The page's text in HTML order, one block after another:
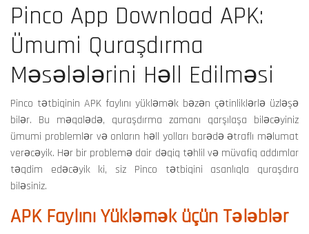
Pinco App Download APK:
Ümumi Quraşdırma
Məsələlərini Həll Edilməsi
Pinco tətbiqinin APK faylını yükləmək bəzən çətinliklərlə üzləşə
bilər. Bu məqalədə, quraşdırma zamanı qarşılaşa biləcəyiniz
ümumi problemlər və onların həll yolları barədə ətraflı məlumat
verəcəyik. Hər bir problemə dair dəqiq təhlil və müvafiq addımlar
təqdim edəcəyik ki, siz Pinco tətbiqini asanlıqla quraşdıra
biləsiniz.
APK Faylını Yükləmək üçün Tələblər